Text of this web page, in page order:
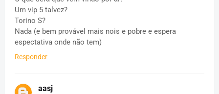
Um vip 5 talvez?
Torino S?
Nada (e bem provável mais nois e pobre e espera
espectativa onde não tem)
Responder
aasj